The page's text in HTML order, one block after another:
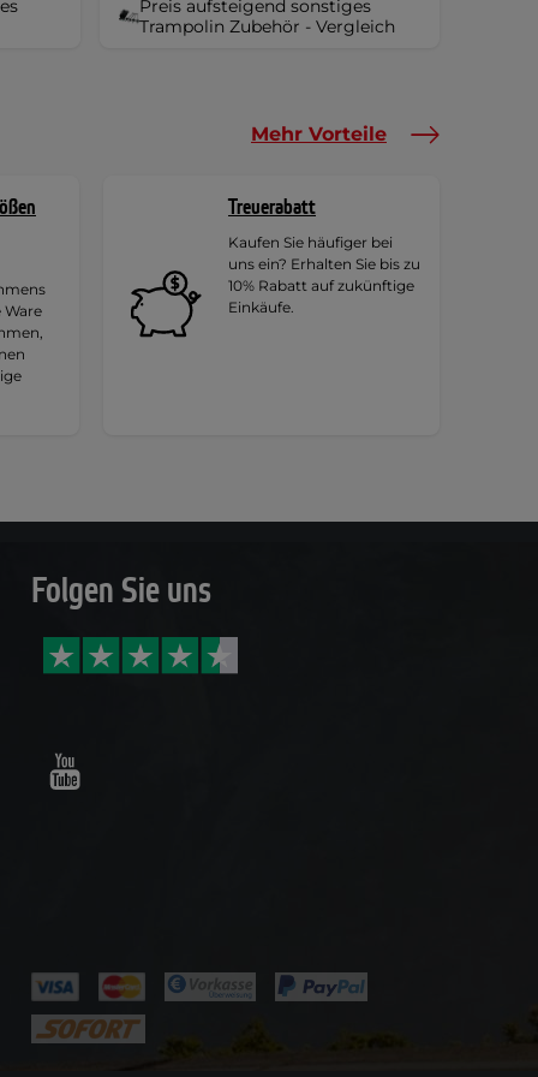
Preis aufsteigend sonstiges
Trampolin Zubehör - Vergleich
Mehr Vorteile
Treuerabatt
Kaufen Sie häufiger bei
uns ein? Erhalten Sie bis zu
10% Rabatt auf zukünftige
Einkäufe.
Folgen Sie uns
Youtube